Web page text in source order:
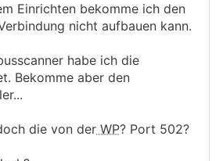
Einrichten bekomme ich den
nicht aufbauen kann.
habe ich die
Bekomme aber den
die von der WP? Port 502?